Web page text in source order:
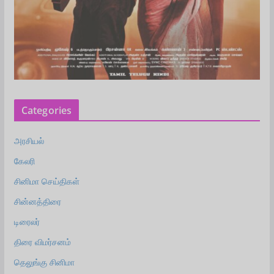
Categories
அரசியல்
கேலரி
சினிமா செய்திகள்
சின்னத்திரை
டிரைலர்
திரை விமர்சனம்
தெலுங்கு சினிமா